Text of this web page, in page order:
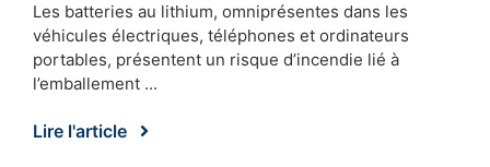
Les batteries au lithium, omniprésentes dans les
véhicules électriques, téléphones et ordinateurs
portables, présentent un risque d’incendie lié à
l’emballement ...
Lire l'article